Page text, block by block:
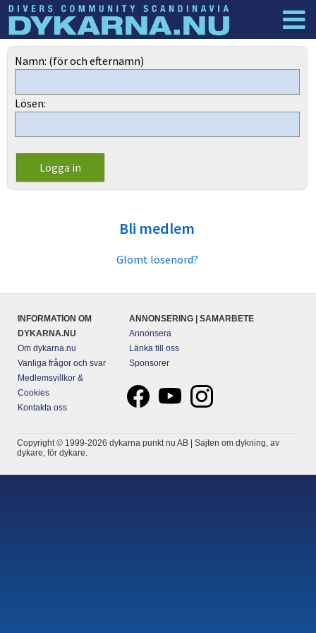
Dyknyheter
Namn: (för och efternamn)
Lösen:
Bli medlem
Glömt lösenord?
INFORMATION OM
DYKARNA.NU
Om dykarna.nu
Vanliga frågor och svar
Medlemsvillkor &
Cookies
Kontakta oss
ANNONSERING | SAMARBETE
Annonsera
Länka till oss
Sponsorer
Copyright © 1999-2026 dykarna punkt nu AB | Sajten om dykning, av
dykare, för dykare.